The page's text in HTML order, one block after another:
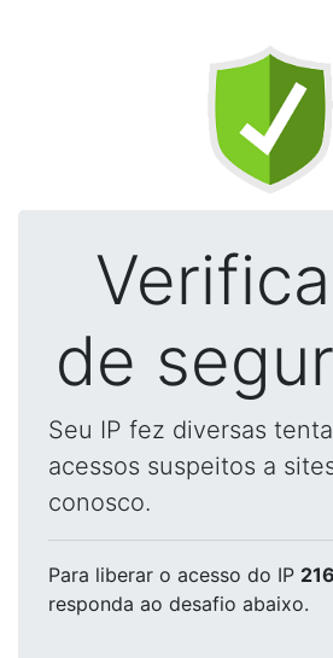
de
Seu IP fez diversas
acessos suspeitos a
conosco.
Para liberar o acesso do IP
responda ao desafio abaixo.